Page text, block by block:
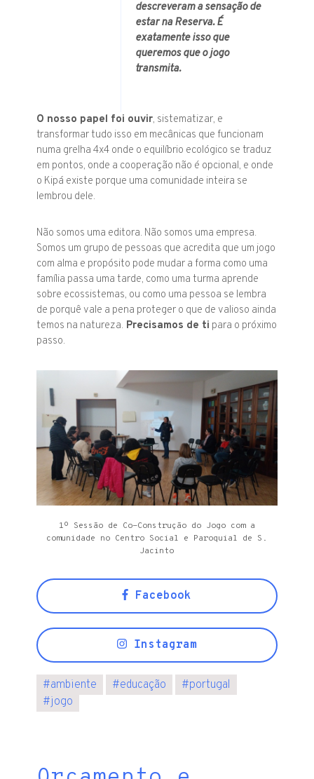
descreveram a sensação de
estar na Reserva. É
exatamente isso que
queremos que o jogo
transmita.
O nosso papel foi ouvir, sistematizar, e
transformar tudo isso em mecânicas que funcionam
numa grelha 4x4 onde o equilíbrio ecológico se traduz
em pontos, onde a cooperação não é opcional, e onde
o Kipá existe porque uma comunidade inteira se
lembrou dele.
Não somos uma editora. Não somos uma empresa.
Somos um grupo de pessoas que acredita que um jogo
com alma e propósito pode mudar a forma como uma
família passa uma tarde, como uma turma aprende
sobre ecossistemas, ou como uma pessoa se lembra
de porquê vale a pena proteger o que de valioso ainda
temos na natureza. Precisamos de ti para o próximo
passo.
1º Sessão de Co-Construção do Jogo com a
comunidade no Centro Social e Paroquial de S.
Jacinto
Facebook
Instagram
#ambiente #educação #portugal
#jogo